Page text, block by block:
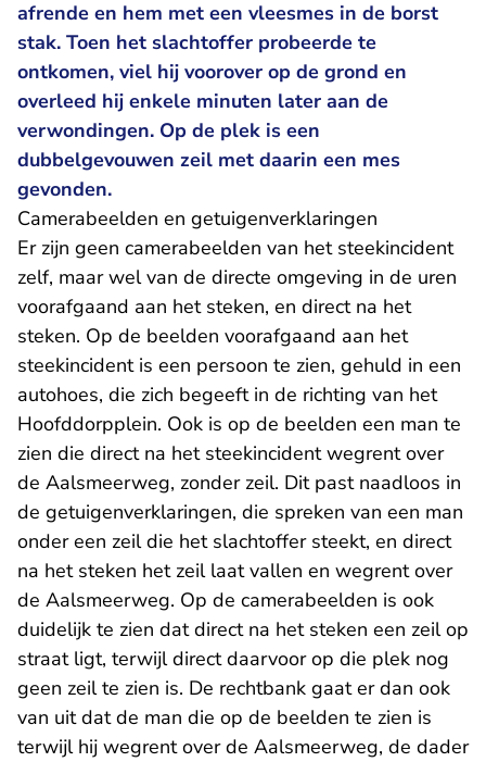
afrende en hem met een vleesmes in de borst
stak. Toen het slachtoffer probeerde te
ontkomen, viel hij voorover op de grond en
overleed hij enkele minuten later aan de
verwondingen. Op de plek is een
dubbelgevouwen zeil met daarin een mes
gevonden.
Camerabeelden en getuigenverklaringen
Er zijn geen camerabeelden van het steekincident
zelf, maar wel van de directe omgeving in de uren
voorafgaand aan het steken, en direct na het
steken. Op de beelden voorafgaand aan het
steekincident is een persoon te zien, gehuld in een
autohoes, die zich begeeft in de richting van het
Hoofddorpplein. Ook is op de beelden een man te
zien die direct na het steekincident wegrent over
de Aalsmeerweg, zonder zeil. Dit past naadloos in
de getuigenverklaringen, die spreken van een man
onder een zeil die het slachtoffer steekt, en direct
na het steken het zeil laat vallen en wegrent over
de Aalsmeerweg. Op de camerabeelden is ook
duidelijk te zien dat direct na het steken een zeil op
straat ligt, terwijl direct daarvoor op die plek nog
geen zeil te zien is. De rechtbank gaat er dan ook
van uit dat de man die op de beelden te zien is
terwijl hij wegrent over de Aalsmeerweg, de dader